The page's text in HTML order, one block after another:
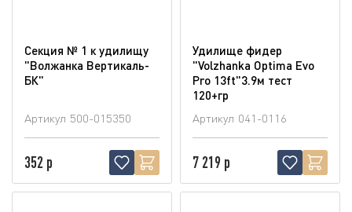
Секция № 1 к удилищу
"Волжанка Вертикаль-
БК"
Артикул 500-015350
352 р
Удилище фидер
"Volzhanka Optima Evo
Pro 13ft"3.9м тест
120+гр
Артикул 041-0116
7 219 р